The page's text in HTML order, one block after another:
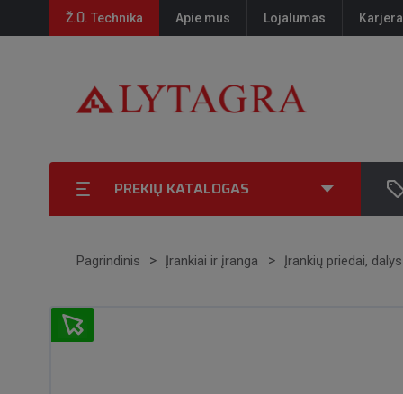
Ž.Ū. Technika Apie mus Lojalumas Karjera
PREKIŲ KATALOGAS
Pagrindinis Įrankiai ir įranga Įrankių priedai, dalys